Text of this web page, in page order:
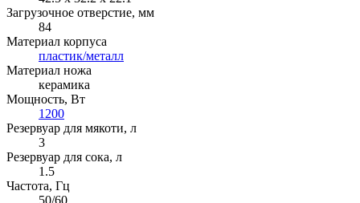
Загрузочное отверстие, мм
84
Материал корпуса
пластик/металл
Материал ножа
керамика
Мощность, Вт
1200
Резервуар для мякоти, л
3
Резервуар для сока, л
1.5
Частота, Гц
50/60